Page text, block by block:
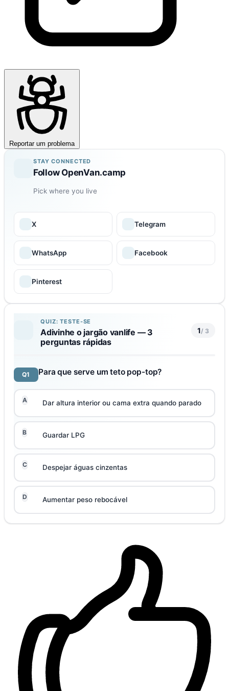
Reportar um problema
STAY CONNECTED
Follow OpenVan.camp
Pick where you live
X Telegram
WhatsApp Facebook
Pinterest
QUIZ: TESTE-SE
Adivinhe o jargão vanlife — 3
perguntas rápidas
1/ 3
Q1 Para que serve um teto pop-top?
A Dar altura interior ou cama extra quando parado
B Guardar LPG
C Despejar águas cinzentas
D Aumentar peso rebocável